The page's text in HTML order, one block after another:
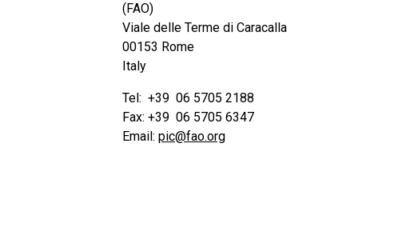
(FAO)
Viale delle Terme di Caracalla
00153 Rome
Italy
Tel: +39 06 5705 2188
Fax: +39 06 5705 6347
Email: pic@fao.org